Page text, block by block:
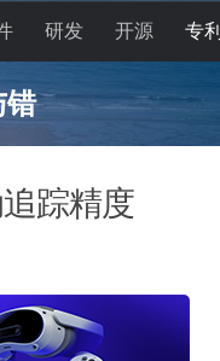
研发 开源 专利
革命
踪精度